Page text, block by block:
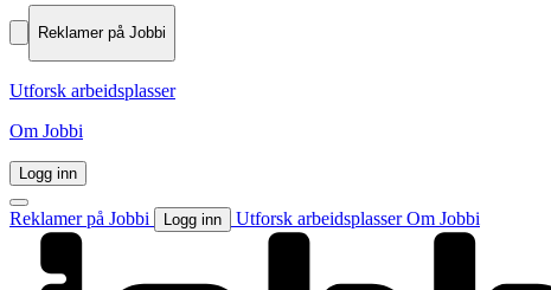
Reklamer på Jobbi
Utforsk arbeidsplasser
Om Jobbi
Logg inn
Reklamer på Jobbi Logg inn Utforsk arbeidsplasserOm Jobbi